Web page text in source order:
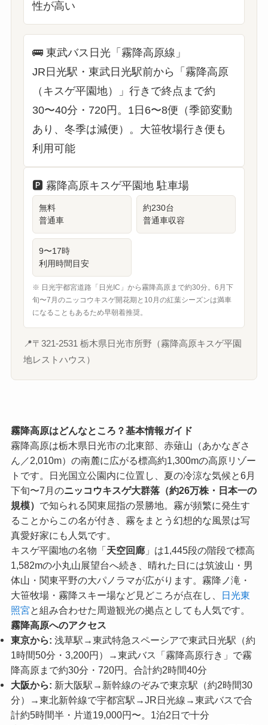
性が高い
🚌東武バス日光「霧降高原線」
JR日光駅・東武日光駅前から「霧降高原
（キスゲ平園地）」行きで終点まで約
30〜40分・720円。1日6〜8便（季節変動
あり、冬季は減便）。大笹牧場行き便も
利用可能
🅿️ 霧降高原キスゲ平園地 駐車場
無料
普通車
約230台
普通車収容
9〜17時
利用時間目安
※ 日光宇都宮道路「日光IC」から霧降高原まで約30分。6月下
旬〜7月のニッコウキスゲ開花期と10月の紅葉シーズンは満車
になることもあるため早朝着推奨。
📍〒321-2531 栃木県日光市所野（霧降高原キスゲ平園
地レストハウス）
霧降高原はどんなところ？基本情報ガイド
霧降高原は栃木県日光市の北東部、赤薙山（あかなぎさ
ん／2,010m）の南麓に広がる標高約1,300mの高原リゾー
トです。日光国立公園内に位置し、夏の冷涼な気候と6月
下旬〜7月のニッコウキスゲ大群落（約26万株・日本一の
規模） で知られる関東屈指の景勝地。霧が頻繁に発生す
ることからこの名が付き、霧をまとう幻想的な風景は写
真愛好家にも人気です。
キスゲ平園地の名物「天空回廊」は1,445段の階段で標高
1,582mの小丸山展望台へ続き、晴れた日には筑波山・男
体山・関東平野の大パノラマが広がります。霧降ノ滝・
大笹牧場・霧降スキー場など見どころが点在し、
日光東
照宮と組み合わせた周遊観光の拠点としても人気です。
霧降高原へのアクセス
東京から: 浅草駅→東武特急スペーシアで東武日光駅（約
1時間50分・3,200円）→東武バス「霧降高原行き」で霧
降高原まで約30分・720円。合計約2時間40分
大阪から: 新大阪駅→新幹線のぞみで東京駅（約2時間30
分）→東北新幹線で宇都宮駅→JR日光線→東武バスで合
計約5時間半・片道19,000円〜。1泊2日で十分